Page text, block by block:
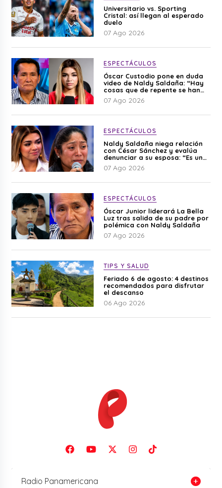
Universitario vs. Sporting
Cristal: así llegan al esperado
duelo
07 Ago 2026
ESPECTÁCULOS
Óscar Custodio pone en duda
video de Naldy Saldaña: “Hay
cosas que de repente se han
editado”
07 Ago 2026
ESPECTÁCULOS
Naldy Saldaña niega relación
con César Sánchez y evalúa
denunciar a su esposa: “Es una
difamación”
07 Ago 2026
ESPECTÁCULOS
Óscar Junior liderará La Bella
Luz tras salida de su padre por
polémica con Naldy Saldaña
07 Ago 2026
TIPS Y SALUD
Feriado 6 de agosto: 4 destinos
recomendados para disfrutar
el descanso
06 Ago 2026
Radio Panamericana